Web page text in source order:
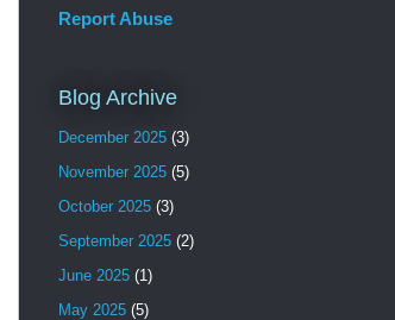
Report Abuse
Blog Archive
December 2025 (3)
November 2025 (5)
October 2025 (3)
September 2025 (2)
June 2025 (1)
May 2025 (5)